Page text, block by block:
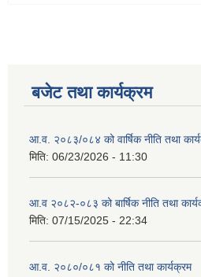
बजेट तथा कार्यक्रम
आ.व. २०८३/०८४ को वार्षिक नीति तथा
मिति: 06/23/2026 - 11:30
आ.व २०८२-०८३ को बार्षिक नीति तथा
मिति: 07/15/2025 - 22:34
आ.व. २०८०/०८१ को नीति तथा कार्यक्रम